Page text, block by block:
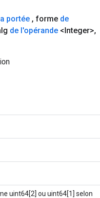
portée , forme de
de l'opérande <Integer>,
uint64[2] ou uint64[1] selon